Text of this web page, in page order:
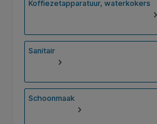
Koffiezetapparatuur, waterkokers
Sanitair
Schoonmaak